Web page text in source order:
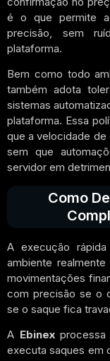
é o que permite
precisão, sem
plataforma.
Bem como todo
também adota
sistemas
plataforma. Essa
que a velocidade
sem que
servidor em
Como
A execução
ambiente
movimentações
com precisão se o
se o saque fica
A Ebinexprocessa
executa saques em